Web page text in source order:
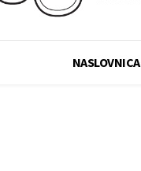
NASLOVNICA